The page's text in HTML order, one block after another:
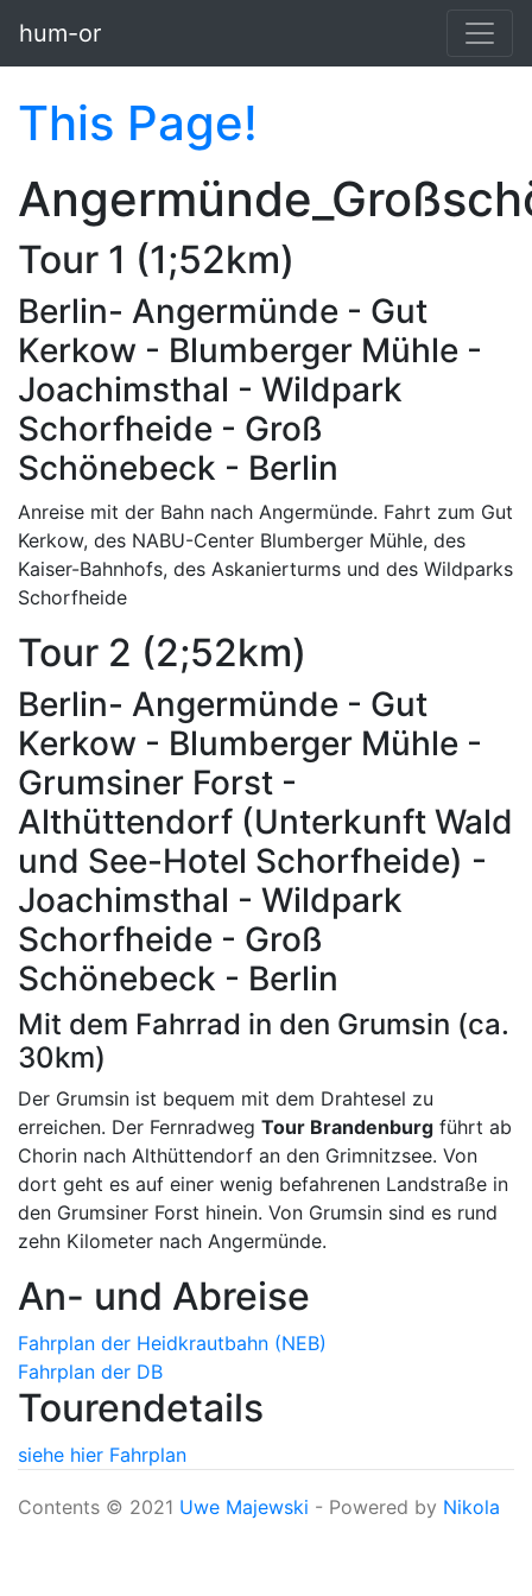
hum-or
This Page!
Tour 1 (1;52km)
Berlin- Angermünde - Gut
Kerkow - Blumberger Mühle -
Joachimsthal - Wildpark
Schorfheide - Groß
Schönebeck - Berlin
Anreise mit der Bahn nach Angermünde. Fahrt zum Gut
Kerkow, des NABU-Center Blumberger Mühle, des
Kaiser-Bahnhofs, des Askanierturms und des Wildparks
Schorfheide
Tour 2 (2;52km)
Berlin- Angermünde - Gut
Kerkow - Blumberger Mühle -
Grumsiner Forst -
Althüttendorf (Unterkunft Wald
und See-Hotel Schorfheide) -
Joachimsthal - Wildpark
Schorfheide - Groß
Schönebeck - Berlin
Mit dem Fahrrad in den Grumsin (ca.
30km)
Der Grumsin ist bequem mit dem Drahtesel zu
erreichen. Der Fernradweg Tour Brandenburg führt ab
Chorin nach Althüttendorf an den Grimnitzsee. Von
dort geht es auf einer wenig befahrenen Landstraße in
den Grumsiner Forst hinein. Von Grumsin sind es rund
zehn Kilometer nach Angermünde.
An- und Abreise
Fahrplan der Heidkrautbahn (NEB)
Fahrplan der DB
Tourendetails
siehe hier Fahrplan
Contents © 2021 Uwe Majewski - Powered by Nikola